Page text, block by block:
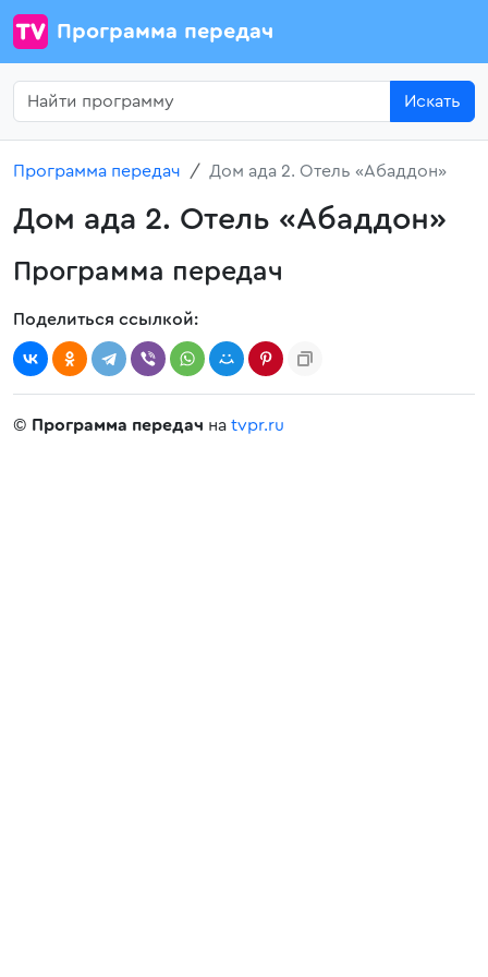
Программа передач
Искать
Программа передач Дом ада 2. Отель «Абаддон»
Дом ада 2. Отель «Абаддон»
Программа передач
Поделиться ссылкой:
© Программа передач на tvpr.ru